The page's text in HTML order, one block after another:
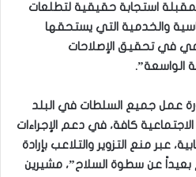
استجابة حقيقية لتطلعات
والخدمية التي يستحقها
في تحقيق الإصلاحات
الواسعة”.
عمل جميع السلطات في البلد
كافة، في دعم الإجراءات
عبر منع التزوير والتلاعب بإرادة
بعيداً عن سطوة السلاح”، مشيرين